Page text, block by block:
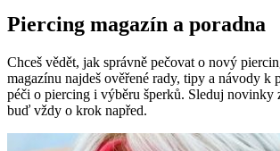
Piercing magazín a poradna
Chceš vědět, jak správně pečovat o nový
magazínu najdeš ověřené rady, tipy a návody k
péči o piercing i výběru šperků. Sleduj novinky
buď vždy o krok napřed.